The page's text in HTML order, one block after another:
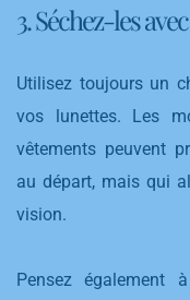
3. Séchez-les
Utilisez toujours un
vos lunettes. Les
vêtements peuvent
au départ, mais qui
vision.
Pensez également